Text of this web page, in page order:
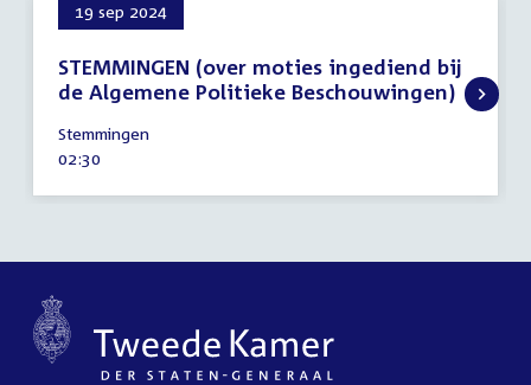
19 sep 2024
STEMMINGEN (over moties ingediend bij
de Algemene Politieke Beschouwingen)
september
2024
Stemmingen
Tijd
02:30